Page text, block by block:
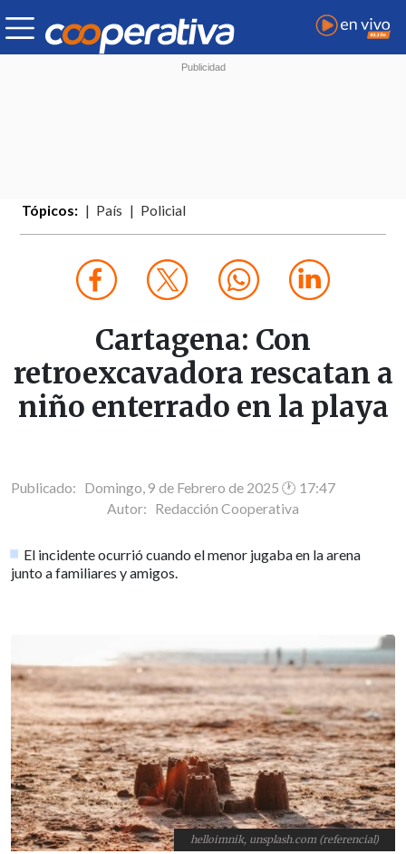
Tópicos: País Policial
Cartagena: Con
retroexcavadora rescatan a
niño enterrado en la playa
Publicado: Domingo, 9 de Febrero de 2025 🕐 17:47
Autor: Redacción Cooperativa
El incidente ocurrió cuando el menor jugaba en la arena
junto a familiares y amigos.
helloimnik, unsplash.com (referencial)